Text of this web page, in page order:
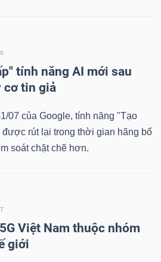
tính năng AI mới sau
cơ tin giả
07 của Google, tính năng "Tạo
được rút lại trong thời gian hãng bổ
soát chặt chẽ hơn.
Việt Nam thuộc nhóm
giới